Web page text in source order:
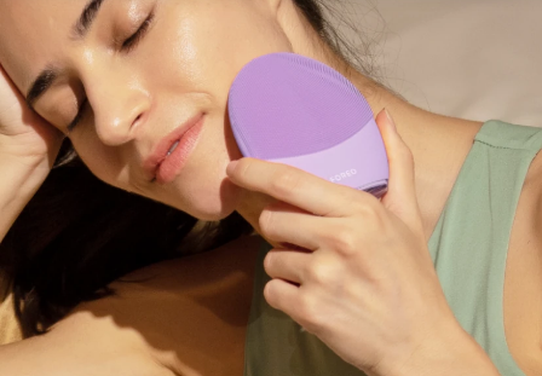
Användarprofil
Mina enheter
Mina beställningar
Mina adresser
Mina prenumerationer
NYHET
FAQ™ Pure Beauty-Tech Elixir
BREAKING NEWS
issa™ Teeth Whitening Set
Språk
English Deutsch
Español
Français
Italiano
Português
Svenska
Русский
Türkçe
简体中文 繁體中文